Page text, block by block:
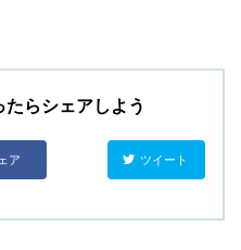
らシェアしよう
ア ツイート